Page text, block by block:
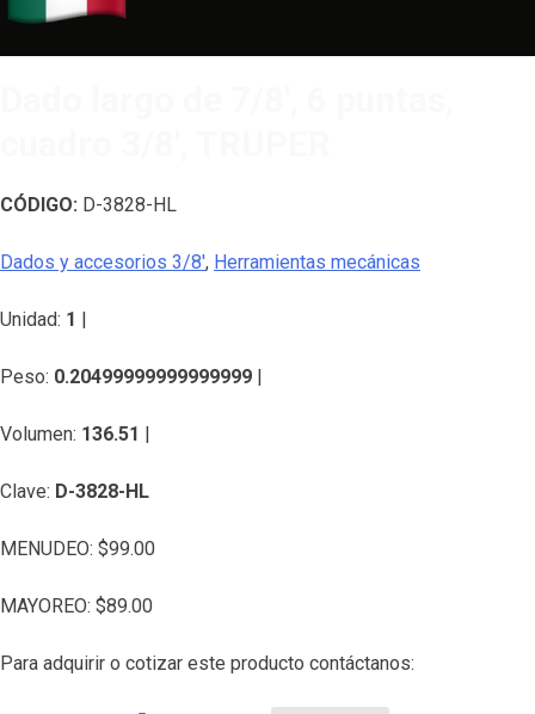
CÓDIGO: D-3828-HL
Dados y accesorios 3/8', Herramientas mecánicas
Unidad: 1 |
Peso: 0.20499999999999999 |
Volumen: 136.51 |
Clave: D-3828-HL
MENUDEO: $99.00
MAYOREO: $89.00
Para adquirir o cotizar este producto contáctanos: